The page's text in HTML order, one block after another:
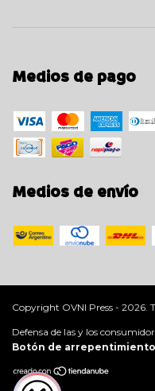
Medios de pago
Medios de envío
Copyright OVNI Press - 2026.
Defensa de las y los
Botón de arrepentimiento